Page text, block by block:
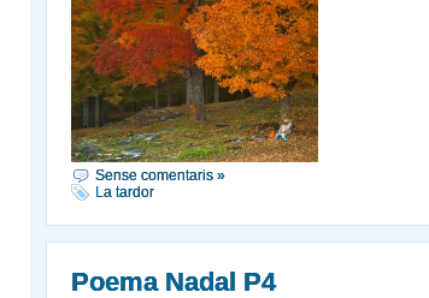
Sense comentaris »
La tardor
Poema Nadal P4